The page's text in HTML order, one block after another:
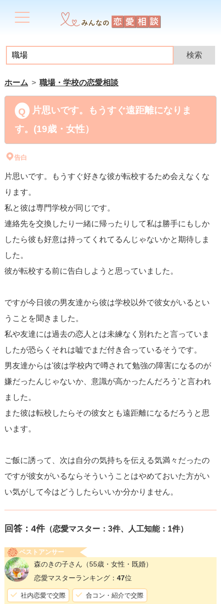
ホーム 職場・学校の恋愛相談
片思いです。もうすぐ遠距離になりま
す。(19歳・女性）
告白
片思いです。もうすぐ好きな彼が転校するため会えなくな
ります。
私と彼は専門学校が同じです。
連絡先を交換したり一緒に帰ったりして私は勝手にもしか
したら彼も好意は持ってくれてるんじゃないかと期待しま
した。
彼が転校する前に告白しようと思っていました。
ですが今日彼の男友達から彼は学校以外で彼女がいるとい
うことを聞きました。
私や友達には過去の恋人とは未練なく別れたと言っていま
したが恐らくそれは嘘でまだ付き合っているそうです。
男友達からは'彼は学校内で噂されて勉強の障害になるのが
嫌だったんじゃないか、意識が高かったんだろう'と言われ
ました。
また彼は転校したらその彼女とも遠距離になるだろうと思
います。
ご飯に誘って、次は自分の気持ちを伝える気満々だったの
ですが彼女がいるならそういうことはやめておいた方がい
い気がして今はどうしたらいいか分かりません。
回答： 4件（恋愛マスター：3件、人工知能：1件）
ベストアンサー
森のきの子さん （55歳・女性・既婚）
恋愛マスターランキング： 47位
社内恋愛で交際 合コン・紹介で交際